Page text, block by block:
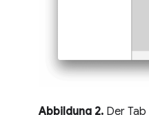
Abbildung 2. Der Tab